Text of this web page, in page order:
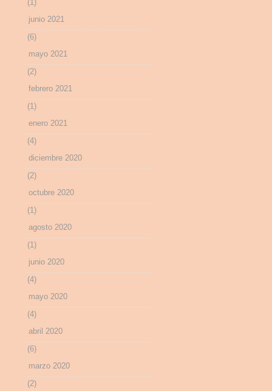
(1)
junio 2021
(6)
mayo 2021
(2)
febrero 2021
(1)
enero 2021
(4)
diciembre 2020
(2)
octubre 2020
(1)
agosto 2020
(1)
junio 2020
(4)
mayo 2020
(4)
abril 2020
(6)
marzo 2020
(2)